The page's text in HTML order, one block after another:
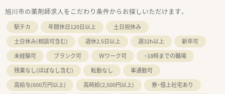
旭川市の薬剤師求人をこだわり条件からお探しいただけます。
駅チカ 年間休日120日以上
土日祝休み
土日休み(相談可含む)
週休2.5日以上 週32h以上
新卒可
未経験可
ブランク可 Ｗワーク可
~18時までの職場
残業なし(ほぼなし含む)
転勤なし
車通勤可
高給与(600万円以上)
高時給(2,500円以上)
寮・借上社宅あり